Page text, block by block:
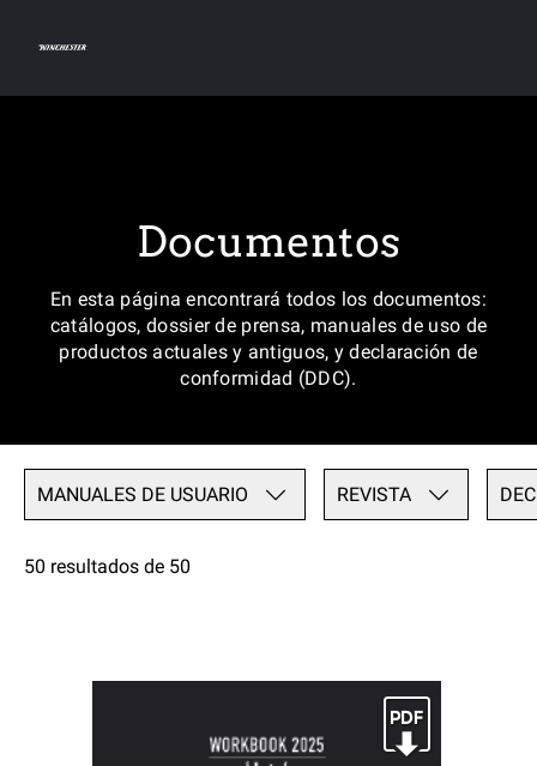
Documentos
En esta página encontrará todos los documentos:
catálogos, dossier de prensa, manuales de uso de
productos actuales y antiguos, y declaración de
conformidad (DDC).
MANUALES DE USUARIO REVISTA
50 resultados de 50